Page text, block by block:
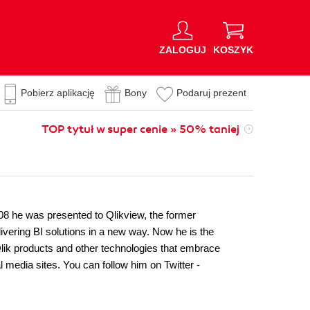
ZALOGUJ KOSZYK
Pobierz aplikację Bony Podaruj prezent
TOP tytuł w super cenie » 50% taniej
he was presented to Qlikview, the former
BI solutions in a new way. Now he is the
products and other technologies that embrace
sites. You can follow him on Twitter -